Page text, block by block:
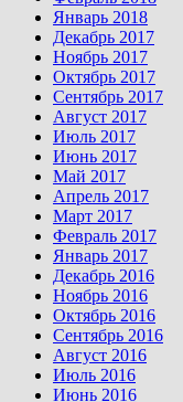
Январь 2018
Декабрь 2017
Ноябрь 2017
Октябрь 2017
Сентябрь 2017
Август 2017
Июль 2017
Июнь 2017
Май 2017
Апрель 2017
Март 2017
Февраль 2017
Январь 2017
Декабрь 2016
Ноябрь 2016
Октябрь 2016
Сентябрь 2016
Август 2016
Июль 2016
Июнь 2016